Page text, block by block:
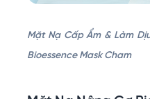
Mặt Nạ Cấp Ẩm & Làm
Bioessence Mask Cham